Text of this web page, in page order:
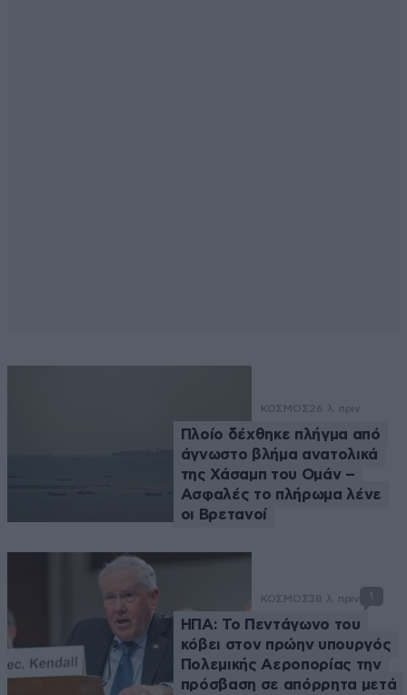
ΚΟΣΜΟΣ26 λ. πριν
Πλοίο δέχθηκε πλήγμα από
άγνωστο βλήμα ανατολικά
της Χάσαμπ του Ομάν –
Ασφαλές το πλήρωμα λένε
οι Βρετανοί
ΚΟΣΜΟΣ38 λ. πριν 1
ΗΠΑ: Το Πεντάγωνο του
κόβει στον πρώην υπουργός
Πολεμικής Αεροπορίας την
πρόσβαση σε απόρρητα μετά